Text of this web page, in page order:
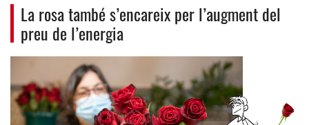
La rosa també s’encareix per l’augment del
preu de l’energia